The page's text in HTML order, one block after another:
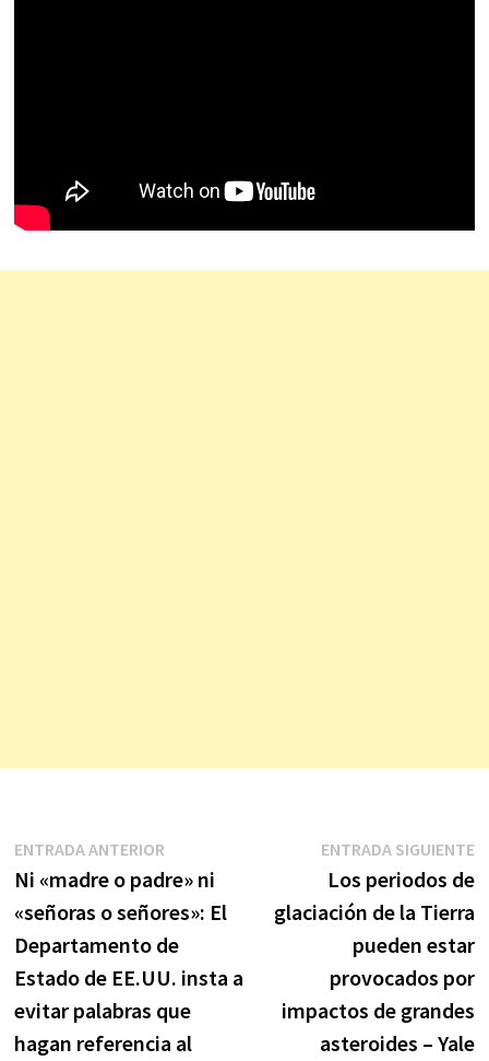
Navegación
de
entradas
ENTRADA ANTERIOREntrada
anterior:
Ni «madre o padre» ni
«señoras o señores»: El
Departamento de
Estado de EE.UU. insta a
evitar palabras que
hagan referencia al
ENTRADA SIGUIENTE
Los periodos de
glaciación de la Tierra
pueden estar
provocados por
impactos de grandes
asteroides – Yale